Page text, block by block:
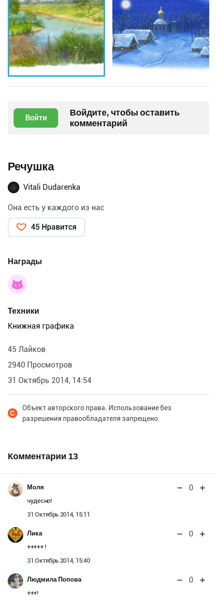
Войти
Войдите, чтобы оставить
комментарий
Речушка
Vitali Dudarenka
Она есть у каждого из нас
45 Нравится
Награды
Техники
Книжная графика
45 Лайков
2940 Просмотров
31 Октябрь 2014, 14:54
Объект авторского права. Использование без
разрешения правообладателя запрещено.
Комментарии 13
Моля 0
чудесно!
31 Октябрь 2014, 15:11
Лика 0
+++++ !
31 Октябрь 2014, 15:40
Людмила Попова 0
+++!